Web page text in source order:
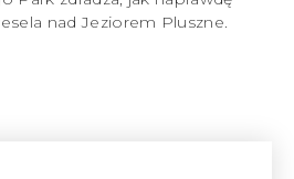
nad Jeziorem Pluszne.